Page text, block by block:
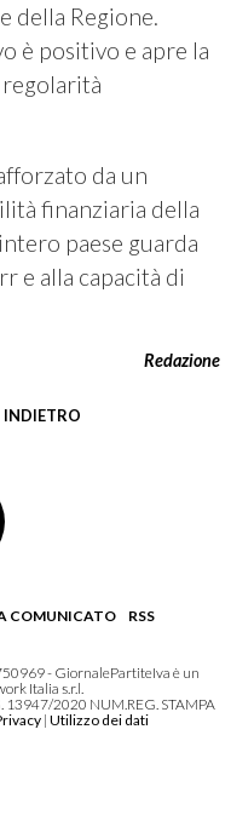
della Regione.
è positivo e apre la
da un
finanziaria della
paese guarda
e alla capacità di
Redazione
INDIETRO
COMUNICATO RSS
- GiornalePartiteIva è un
Italia s.r.l.
13947/2020 NUM.REG. STAMPA
| Utilizzo dei dati